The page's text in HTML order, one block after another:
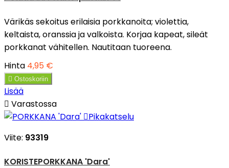
Värikäs sekoitus erilaisia porkkanoita; violettia,
keltaista, oranssia ja valkoista. Korjaa kapeat, sileät
porkkanat vähitellen. Nautitaan tuoreena.
Hinta 4,95 €
 Ostoskoriin
Lisää
 Varastossa
Pikakatselu
Viite: 93319
KORISTEPORKKANA 'Dara'